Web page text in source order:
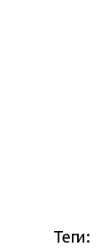
Теги: